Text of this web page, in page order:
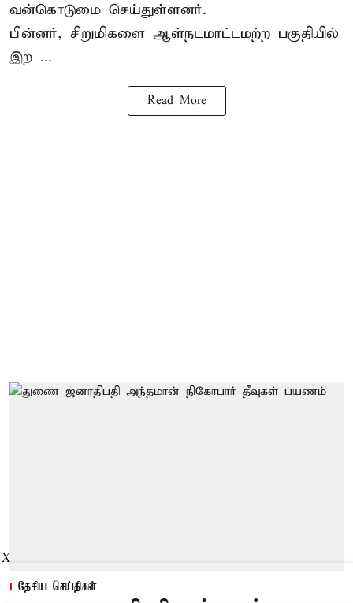
வன்கொடுமை செய்துள்ளனர்.
பின்னர், சிறுமிகளை ஆள்நடமாட்டமற்ற பகுதியில்
இற ...
Read More
தேசிய செய்திகள்
X